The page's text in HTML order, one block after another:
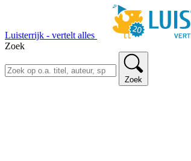
Luisterrijk - vertelt alles
Zoek
Zoek